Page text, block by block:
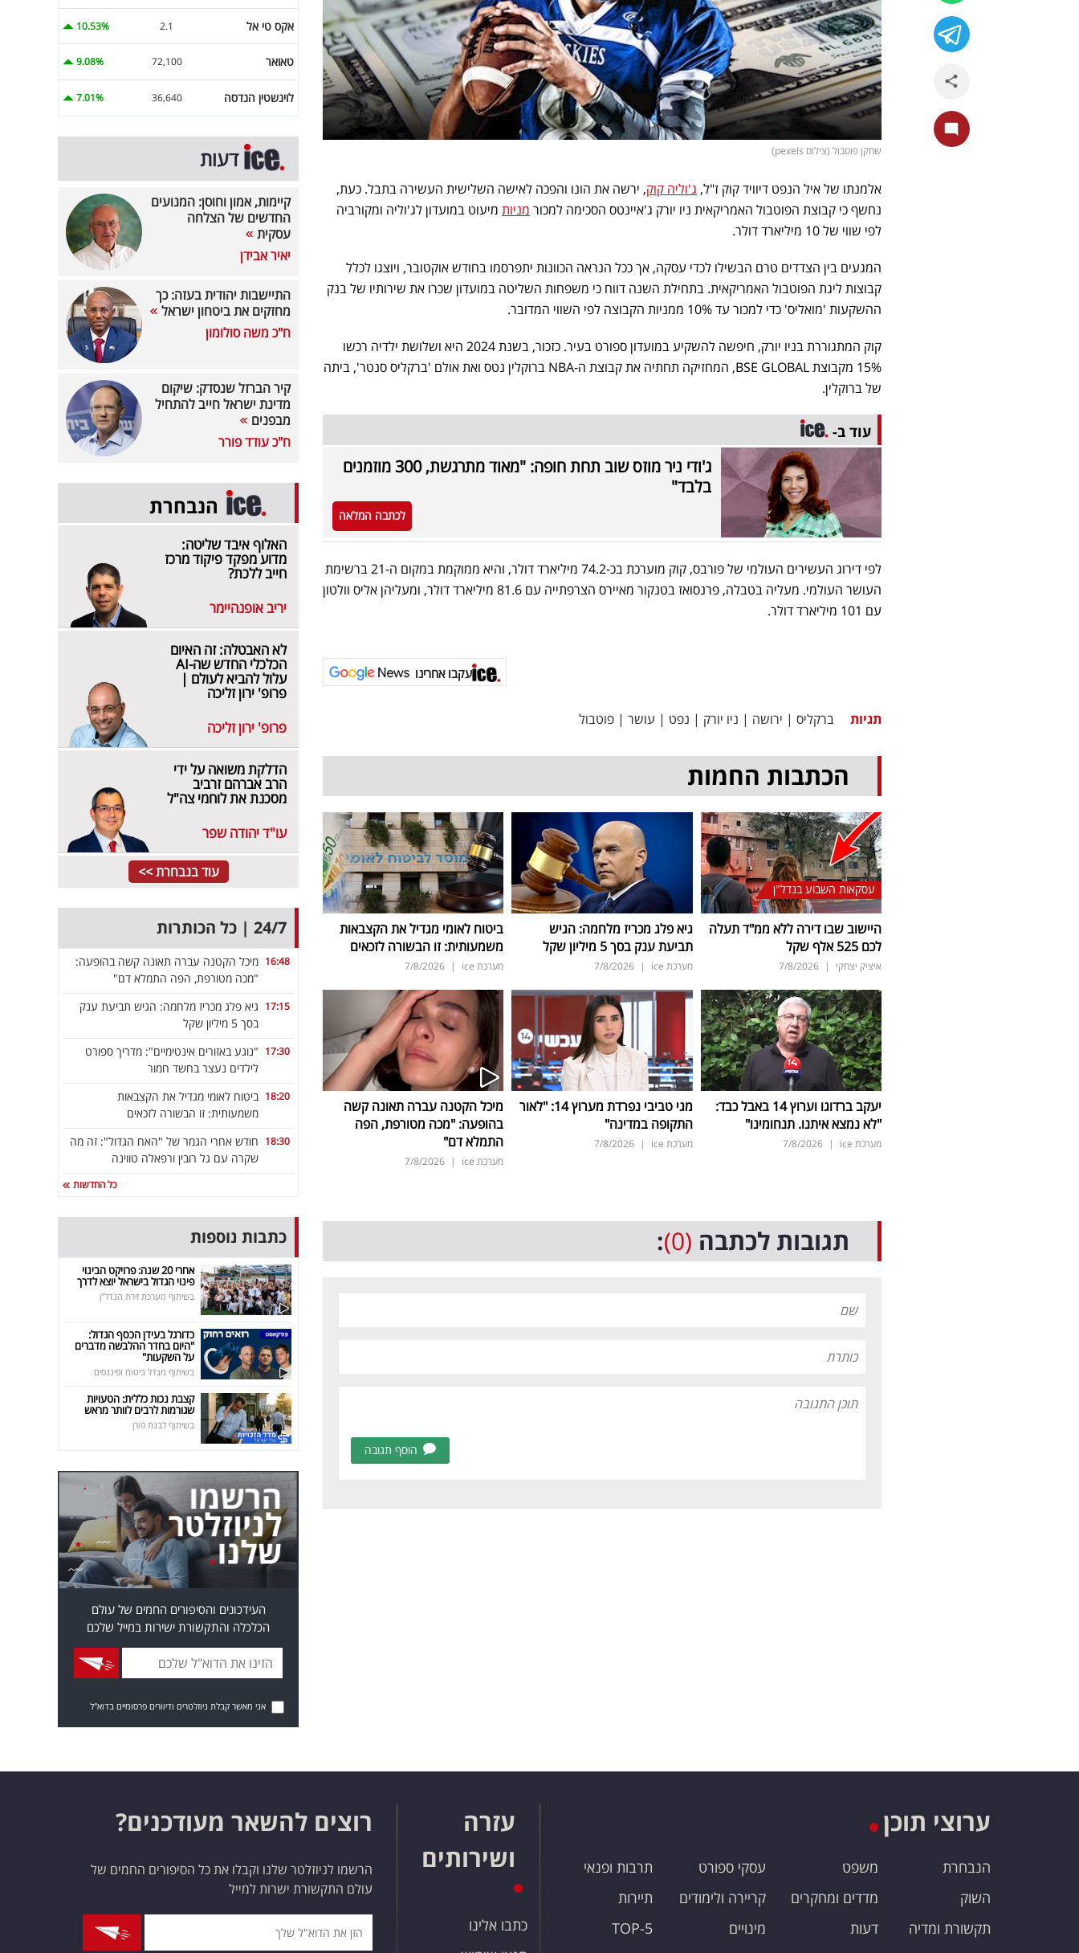
שחקן פוטבול (צילום pexels)
אלמנתו של איל הנפט דיוויד קוק ז"ל, ג'וליה קוק, ירשה את הונו והפכה לאישה השלישית העשירה בתבל. כעת,
נחשף כי קבוצת הפוטבול האמריקאית ניו יורק ג'איינטס הסכימה למכור מניות מיעוט במועדון לג'וליה ומקורביה
לפי שווי של 10 מיליארד דולר.
המגעים בין הצדדים טרם הבשילו לכדי עסקה, אך ככל הנראה הכוונות יתפרסמו בחודש אוקטובר, ויוצגו לכלל
קבוצות ליגת הפוטבול האמריקאית. בתחילת השנה דווח כי משפחות השליטה במועדון שכרו את שירותיו של בנק
ההשקעות 'מואליס' כדי למכור עד 10% ממניות הקבוצה לפי השווי המדובר.
קוק המתגוררת בניו יורק, חיפשה להשקיע במועדון ספורט בעיר. כזכור, בשנת 2024 היא ושלושת ילדיה רכשו
15% מקבוצת BSE GLOBAL, המחזיקה תחתיה את קבוצת ה-NBA ברוקלין נטס ואת אולם 'ברקליס סנטר', ביתה
של ברוקלין.
עוד ב-
ג'ודי ניר מוזס שוב תחת חופה: "מאוד מתרגשת, 300 מוזמנים
בלבד"
לכתבה המלאה
לפי דירוג העשירים העולמי של פורבס, קוק מוערכת בכ-74.2 מיליארד דולר, והיא ממוקמת במקום ה-21 ברשימת
העושר העולמי. מעליה בטבלה, פרנסואז בטנקור מאיירס הצרפתייה עם 81.6 מיליארד דולר, ומעליהן אליס וולטון
עם 101 מיליארד דולר.
עקבו אחרינו
תגיות ברקליס | ירושה | ניו יורק | נפט | עושר | פוטבול
הכתבות החמות
עסקאות השבוע בנדל"ן
היישוב שבו דירה ללא ממ"ד תעלה
לכם 525 אלף שקל
איציק יצחקי |
7/8/2026
גיא פלג מכריז מלחמה: הגיש
תביעת ענק בסך 5 מיליון שקל
מערכת ice |
7/8/2026
ביטוח לאומי מגדיל את הקצבאות
משמעותית: זו הבשורה לזכאים
מערכת ice |
7/8/2026
יעקב ברדוגו וערוץ 14 באבל כבד:
"לא נמצא איתנו. תנחומינו"
מערכת ice |
7/8/2026
מגי טביבי נפרדת מערוץ 14: "לאור
התקופה במדינה"
מערכת ice |
7/8/2026
מיכל הקטנה עברה תאונה קשה
בהופעה: "מכה מטורפת, הפה
התמלא דם"
מערכת ice |
7/8/2026
תגובות לכתבה (0)
:
הוסף תגובה
אקס טי אל 2.1
10.53%
טאואר 72,100
9.08%
לוינשטין הנדסה 36,640
7.01%
דעות
קיימות, אמון וחוסן: המנועים
החדשים של הצלחה
עסקית
יאיר אבידן
התיישבות יהודית בעזה: כך
מחזקים את ביטחון ישראל
ח"כ משה סולומון
קיר הברזל שנסדק: שיקום
מדינת ישראל חייב להתחיל
מבפנים
ח"כ עודד פורר
הנבחרת
האלוף איבד שליטה:
מדוע מפקד פיקוד מרכז
חייב ללכת?
יריב אופנהיימר
לא האבטלה: זה האיום
הכלכלי החדש שה-AI
עלול להביא לעולם |
פרופ' ירון זליכה
פרופ' ירון זליכה
הדלקת משואה על ידי
הרב אברהם זרביב
מסכנת את לוחמי צה"ל
עו"ד יהודה שפר
עוד בנבחרת >>
24/7 | כל הכותרות
16:48 מיכל הקטנה עברה תאונה קשה בהופעה:
"מכה מטורפת, הפה התמלא דם"
17:15 גיא פלג מכריז מלחמה: הגיש תביעת ענק
בסך 5 מיליון שקל
17:30 "נוגע באזורים אינטימיים": מדריך ספורט
לילדים נעצר בחשד חמור
18:20 ביטוח לאומי מגדיל את הקצבאות
משמעותית: זו הבשורה לזכאים
18:30 חודש אחרי הגמר של "האח הגדול": זה מה
שקרה עם גל רובין ורפאלה טווינה
כל החדשות
כתבות נוספות
אחרי 20 שנה: פרויקט הבינוי
פינוי הגדול בישראל יוצא לדרך
בשיתוף מערכת זירת הנדל"ן
כדורגל בעידן הכסף הגדול:
"היום בחדר ההלבשה מדברים
על השקעות"
בשיתוף מגדל ביטוח ופיננסים
קצבת נכות כללית: הטעויות
שגורמות לרבים לוותר מראש
בשיתוף לבנת פורן
העידכונים והסיפורים החמים של עולם
הכלכלה והתקשורת ישירות במייל שלכם
אני מאשר קבלת ניוזלטרים ודיוורים פרסומיים בדוא"ל
ערוצי תוכן
הנבחרת
השוק
תקשורת ומדיה
משפט
מדדים ומחקרים
דעות
עסקי ספורט
קריירה ולימודים
מינויים
תרבות ופנאי
תיירות
TOP-5
עזרה
ושירותים
כתבו אלינו
רוצים להשאר מעודכנים?
הרשמו לניוזלטר שלנו וקבלו את כל הסיפורים החמים של
עולם התקשורת ישרות למייל